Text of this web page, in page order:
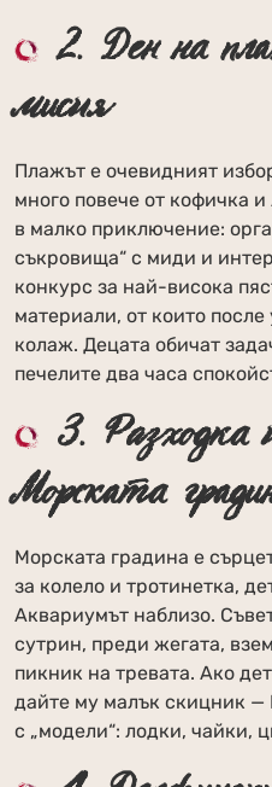
2. Ден на
мисия
Плажът е очевидният
много повече от кофичка
в малко приключение:
съкровища“ с миди и
конкурс за най-висока
материали, от които
колаж. Децата обичат
печелите два часа
3. Разходка
Морската
Морската градина е
за колело и тротинетка,
Аквариумът наблизо.
сутрин, преди жегата,
пикник на тревата. Ако
дайте му малък скицник —
с „модели“: лодки, чайки,